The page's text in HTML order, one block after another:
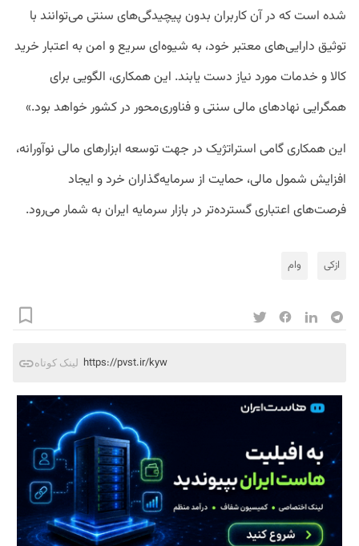
شده است که در آن کاربران بدون پیچیدگی‌های سنتی می‌توانند با
توثیق دارایی‌های معتبر خود، به شیوه‌ای سریع و امن به اعتبار خرید
کالا و خدمات مورد نیاز دست یابند. این همکاری، الگویی برای
همگرایی نهادهای مالی سنتی و فناوری‌محور در کشور خواهد بود.»
این همکاری گامی استراتژیک در جهت توسعه ابزارهای مالی نوآورانه،
افزایش شمول مالی، حمایت از سرمایه‌گذاران خرد و ایجاد
فرصت‌های اعتباری گسترده‌تر در بازار سرمایه ایران به شمار می‌رود.
ازکی وام
لینک کوتاه https://pvst.ir/kyw